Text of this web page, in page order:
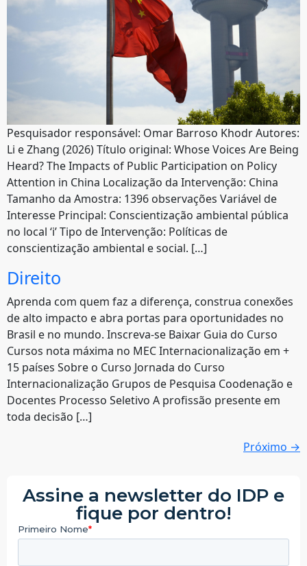
Pesquisador responsável: Omar Barroso Khodr Autores:
Li e Zhang (2026) Título original: Whose Voices Are Being
Heard? The Impacts of Public Participation on Policy
Attention in China Localização da Intervenção: China
Tamanho da Amostra: 1396 observações Variável de
Interesse Principal: Conscientização ambiental pública
no local ‘i’ Tipo de Intervenção: Políticas de
conscientização ambiental e social. […]
Direito
Aprenda com quem faz a diferença, construa conexões
de alto impacto e abra portas para oportunidades no
Brasil e no mundo. Inscreva-se Baixar Guia do Curso
Cursos nota máxima no MEC Internacionalização em +
15 países Sobre o Curso Jornada do Curso
Internacionalização Grupos de Pesquisa Coodenação e
Docentes Processo Seletivo A profissão presente em
toda decisão […]
Próximo →
Assine a newsletter do IDP e
fique por dentro!